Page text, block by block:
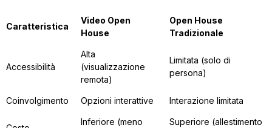
Caratteristica
Video Open
House
Open House
Tradizionale
Accessibilità
Alta
(visualizzazione
remota)
Limitata (solo di
persona)
Coinvolgimento Opzioni interattive Interazione limitata
Inferiore (meno
Superiore (allestimento